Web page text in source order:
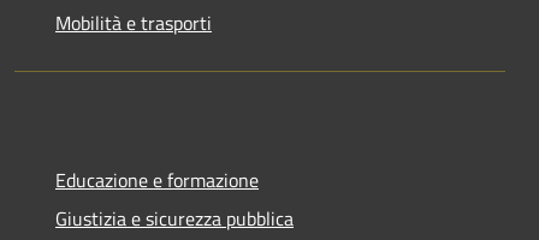
Mobilità e trasporti
Educazione e formazione
Giustizia e sicurezza pubblica